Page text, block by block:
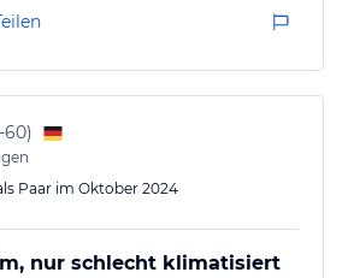
60)
Paar im Oktober 2024
nur schlecht klimatisiert